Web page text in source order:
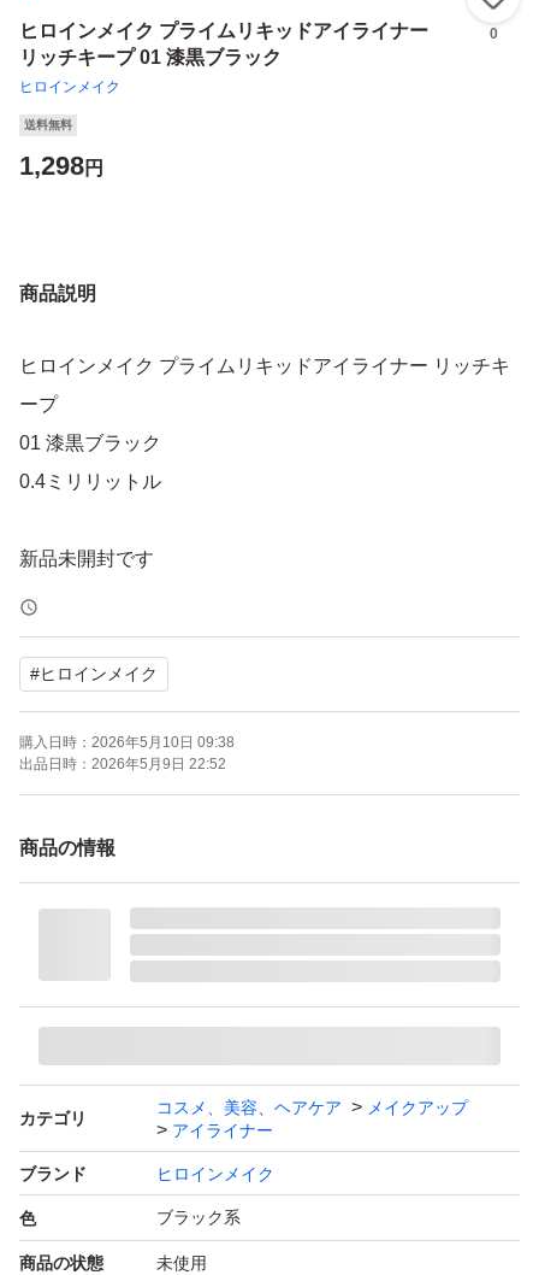
ヒロインメイク プライムリキッドアイライナー
リッチキープ 01 漆黒ブラック
ヒロインメイク
0
送料無料
1,298円
商品説明
ヒロインメイク プライムリキッドアイライナー リッチキ
ープ
01 漆黒ブラック
0.4ミリリットル
新品未開封です
#ヒロインメイク
購入日時： 2026年5月10日 09:38
出品日時： 2026年5月9日 22:52
商品の情報
カテゴリ
コスメ、美容、ヘアケア
メイクアップ
アイライナー
ブランド ヒロインメイク
色 ブラック系
商品の状態 未使用